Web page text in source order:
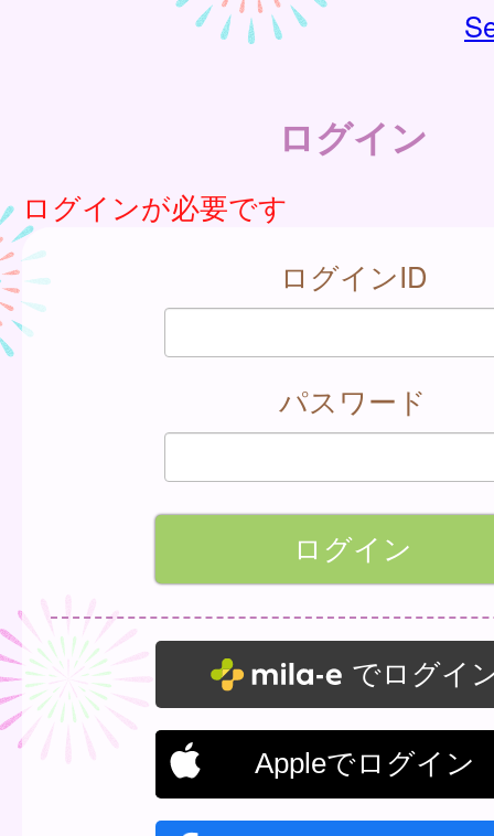
ログイン
ログインが必要です
ログインID
パスワード
でログイ
Appleでログイン